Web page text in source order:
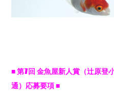
■第7回金魚屋新人賞（辻原登
通）応募要項■